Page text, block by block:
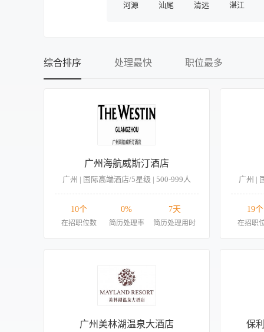
河源
汕尾 清远 湛江
综合排序 处理最快 职位最多
广州海航威斯汀酒店
广州 | 国际高端酒店/5星级 | 500-999人
10个
在招职位数
0%
简历处理率
7天
简历处理用时
广州 |
19个
在招职
广州美林湖温泉大酒店 保